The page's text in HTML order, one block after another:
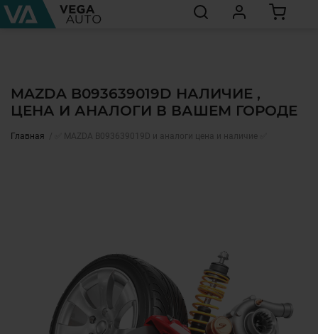
MAZDA B093639019D НАЛИЧИЕ ,
ЦЕНА И АНАЛОГИ В ВАШЕМ ГОРОДЕ
Главная ✅ MAZDA B093639019D и аналоги цена и наличие ✅